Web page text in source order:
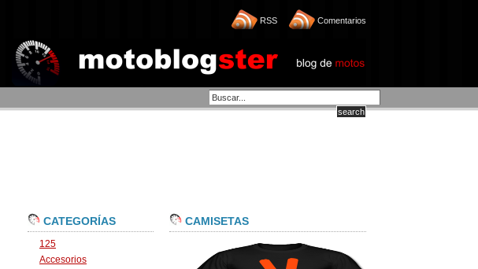
RSS Comentarios
CATEGORÍAS
125
Accesorios
CAMISETAS